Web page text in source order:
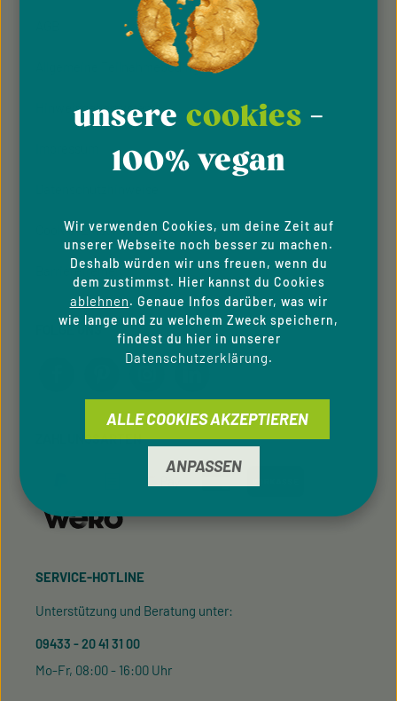
Allgemeine Teilnahmebedingung
Hinweisgeber­system
Cookie-Einstellungen
Barrierefreiheit
FOLGE UNS
ZAHLUNGSARTEN
SERVICE-HOTLINE
Unterstützung und Beratung unter:
09433 - 20 41 31 00
Mo-Fr, 08:00 - 16:00 Uhr
unsere cookies -
100% vegan
Wir verwenden Cookies, um deine Zeit auf
unserer Webseite noch besser zu machen.
Deshalb würden wir uns freuen, wenn du
dem zustimmst. Hier kannst du Cookies
ablehnen. Genaue Infos darüber, was wir
wie lange und zu welchem Zweck speichern,
findest du hier in unserer
Datenschutzerklärung.
ANPASSEN
ALLE COOKIES AKZEPTIEREN